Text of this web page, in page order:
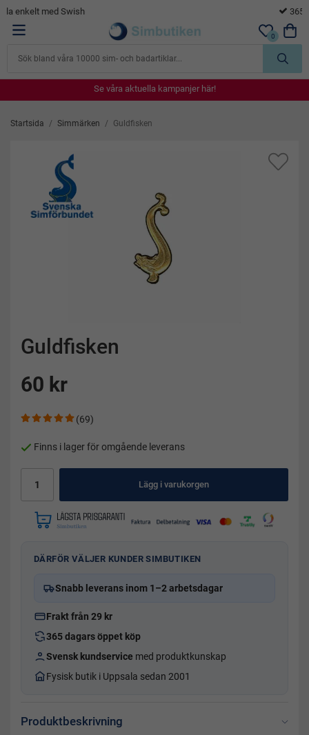
0
Se våra aktuella kampanjer här!
Se våra aktuella kampanjer här!
Se våra aktuella kampanjer här!
Se våra aktuella kampanjer här!
Startsida / Simmärken / Guldfisken
Guldfisken
60 kr
(69)
Finns i lager för omgående leverans
Lägg i varukorgen
DÄRFÖR VÄLJER KUNDER SIMBUTIKEN
Snabb leverans inom 1–2 arbetsdagar
Frakt från 29 kr
365 dagars öppet köp
Svensk kundservice med produktkunskap
Fysisk butik i Uppsala sedan 2001
Produktbeskrivning